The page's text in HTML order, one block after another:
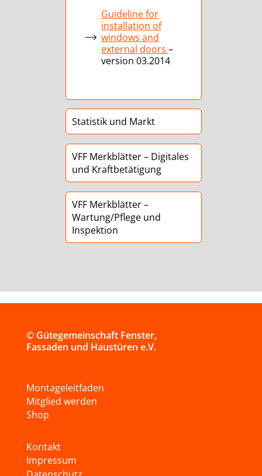
Guideline for
installation of
windows and
external doors –
version 03.2014
Statistik und Markt
VFF Merkblätter – Digitales
und Kraftbetätigung
VFF Merkblätter –
Wartung/Pflege und
Inspektion
© Gütegemeinschaft Fenster,
Fassaden und Haustüren e.V.
Montageleitfaden
Mitglied werden
Shop
Kontakt
Impressum